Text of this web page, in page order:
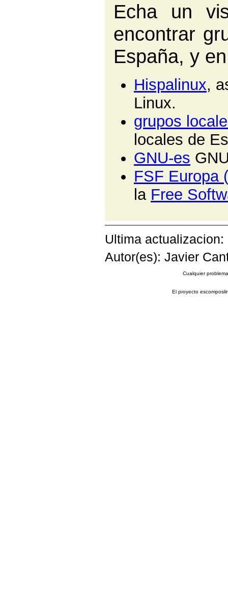
Echa un
encontrar
España, y
Hispalinux,
Linux.
grupos
locales de
GNU-es
FSF Europa
la Free
Ultima
Autor(es): Javier
Cualquier
El proyecto